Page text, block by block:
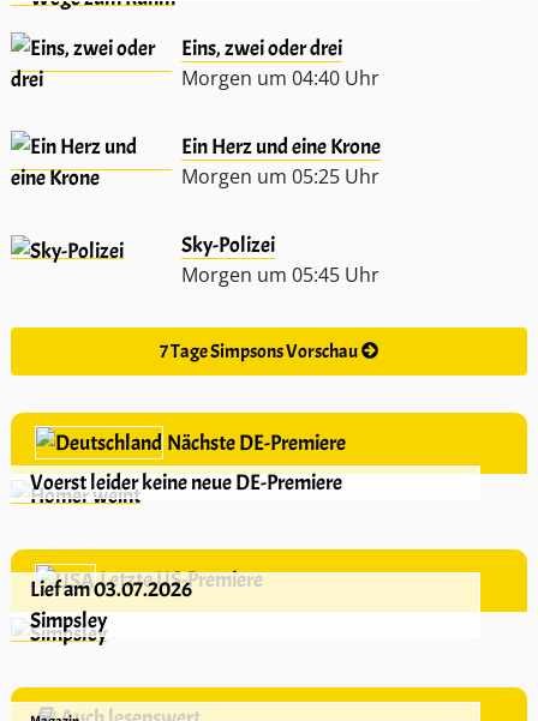
Eins, zwei oder drei
Morgen um 04:40 Uhr
Ein Herz und eine Krone
Morgen um 05:25 Uhr
Sky-Polizei
Morgen um 05:45 Uhr
7 Tage Simpsons Vorschau
Nächste DE-Premiere
Voerst leider keine neue DE-Premiere
Letzte US-Premiere
Lief am 03.07.2026
Simpsley